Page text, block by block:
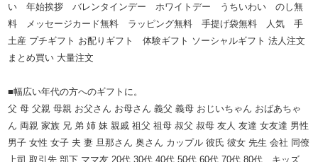
い 年始挨拶 バレンタインデー ホワイトデー うちいわい のし無
料 メッセージカード無料 ラッピング無料 手提げ袋無料 人気 手
土産 プチギフト お配りギフト 体験ギフト ソーシャルギフト 法人注文
まとめ買い 大量注文
■幅広い年代の方へのギフトに。
父 母 父親 母親 お父さん お母さん 義父 義母 おじいちゃん おばあちゃ
ん 両親 家族 兄 弟 姉 妹 親戚 祖父 祖母 叔父 叔母 友人 友達 女友達 男性
男子 女性 女子 夫 妻 旦那さん 奥さん カップル 彼氏 彼女 先生 会社 同僚
上司 取引先 部下 ママ友 20代 30代 40代 50代 60代 70代 80代 キッズ